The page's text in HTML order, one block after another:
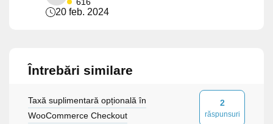
20 feb. 2024
Întrebări similare
Taxă suplimentară opțională în
WooCommerce Checkout
2
răspunsuri